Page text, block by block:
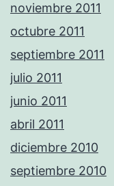
noviembre 2011
octubre 2011
septiembre 2011
julio 2011
junio 2011
abril 2011
diciembre 2010
septiembre 2010